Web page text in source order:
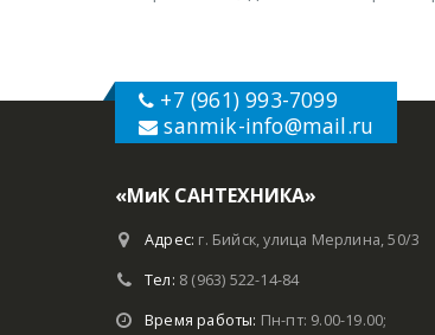
+7 (961) 993-7099
sanmik-info@mail.ru
«МиК САНТЕХНИКА»
Адрес: г. Бийск, улица Мерлина, 50/3
Тел: 8 (963) 522-14-84
Время работы: Пн-пт: 9.00-19.00;